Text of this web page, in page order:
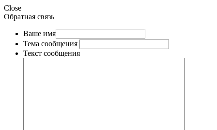
Close
Обратная связь
Ваше имя
Тема сообщения
Текст сообщения